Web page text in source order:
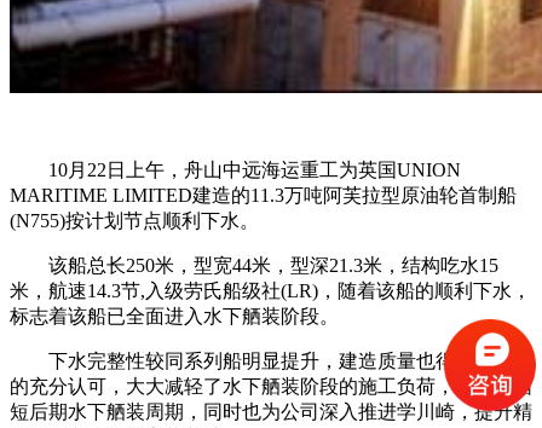
10月22日上午，舟山中远海运重工为英国UNION
MARITIME LIMITED建造的11.3万吨阿芙拉型原油轮首制船
(N755)按计划节点顺利下水。
该船总长250米，型宽44米，型深21.3米，结构吃水15
米，航速14.3节,入级劳氏船级社(LR)，随着该船的顺利下水，
标志着该船已全面进入水下舾装阶段。
下水完整性较同系列船明显提升，建造质量也得到了船东
的充分认可，大大减轻了水下舾装阶段的施工负荷，有利于缩
短后期水下舾装周期，同时也为公司深入推进学川崎，提升精